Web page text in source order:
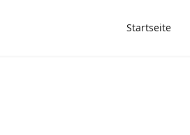
Startseite